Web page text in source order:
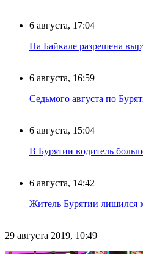
6 августа, 17:04
На Байкале разрешена
6 августа, 16:59
Седьмого августа по
6 августа, 15:04
В Бурятии водитель
6 августа, 14:42
Житель Бурятии лишился
29 августа 2019, 10:49